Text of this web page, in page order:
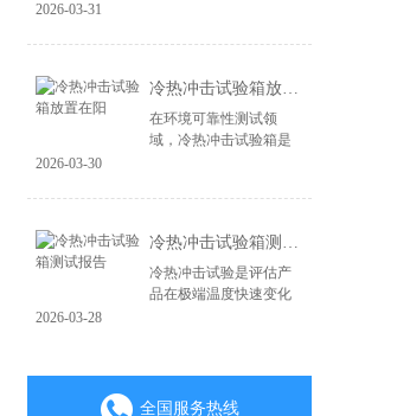
无论是电子产品、汽车
材料，微小的裂纹...
2026-03-31
冷热冲击试验箱放置在阳
在环境可靠性测试领
域，冷热冲击试验箱是
测试结果的准确性直接
成败。一个常被忽视...
2026-03-30
冷热冲击试验箱测试报告
冷热冲击试验是评估产
品在极端温度快速变化
要凭证。一份具备权威
性、可追溯性的专...
2026-03-28
全国服务热线